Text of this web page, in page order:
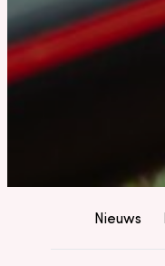
Nieuws